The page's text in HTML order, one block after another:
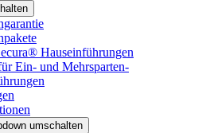
Hauseinführungen
Ein- und Mehrsparten-
umschalten